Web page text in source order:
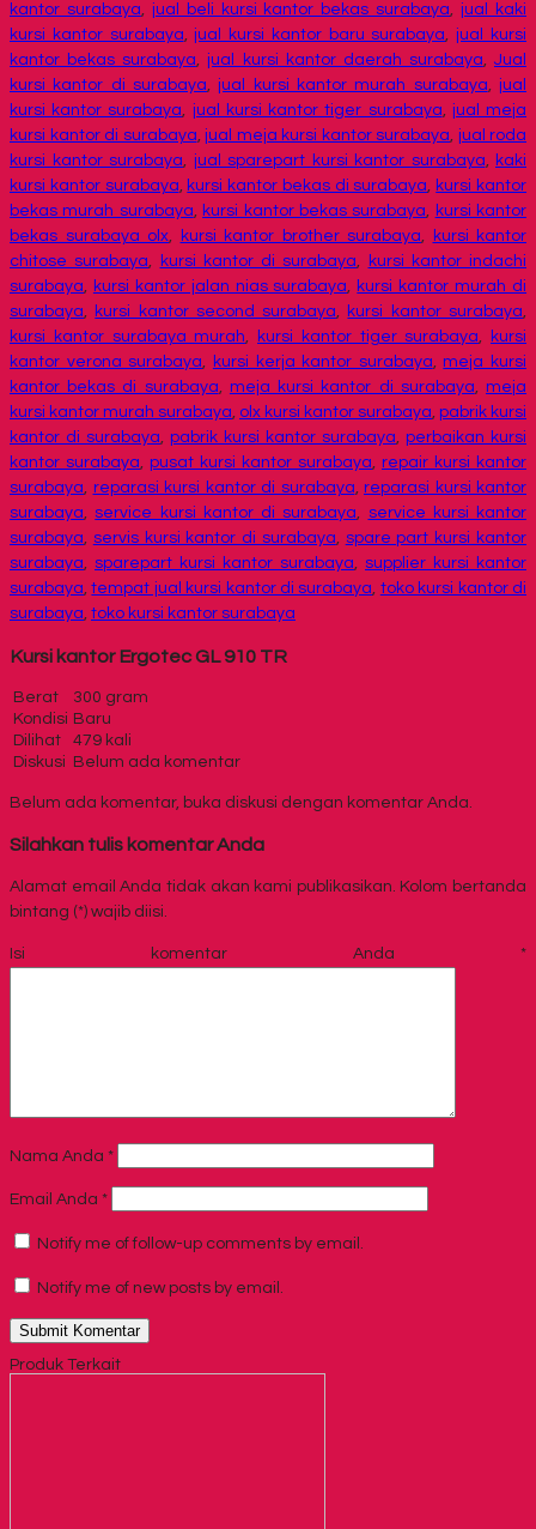
kantor surabaya, jual beli kursi kantor bekas surabaya,jual kaki
kursi kantor surabaya,jual kursi kantor baru surabaya,jual kursi
kantor bekas surabaya,jual kursi kantor daerah surabaya, Jual
kursi kantor di surabaya,jual kursi kantor murah surabaya,jual
kursi kantor surabaya, jual kursi kantor tiger surabaya, jual meja
kursi kantor di surabaya, jual meja kursi kantor surabaya, jual roda
kursi kantor surabaya, jual sparepart kursi kantor surabaya, kaki
kursi kantor surabaya, kursi kantor bekas di surabaya, kursi kantor
bekas murah surabaya, kursi kantor bekas surabaya, kursi kantor
bekas surabaya olx, kursi kantor brother surabaya,
kursi kantor
chitose surabaya, kursi kantor di surabaya,
kursi kantor indachi
surabaya, kursi kantor jalan nias surabaya, kursi kantor murah di
surabaya, kursi kantor second surabaya, kursi kantor surabaya,
kursi kantor surabaya murah, kursi kantor tiger surabaya,
kursi
kantor verona surabaya, kursi kerja kantor surabaya,meja kursi
kantor bekas di surabaya, meja kursi kantor di surabaya,meja
kursi kantor murah surabaya, olx kursi kantor surabaya, pabrik kursi
kantor di surabaya, pabrik kursi kantor surabaya, perbaikan kursi
kantor surabaya, pusat kursi kantor surabaya, repair kursi kantor
surabaya, reparasi kursi kantor di surabaya, reparasi kursi kantor
surabaya, service kursi kantor di surabaya, service kursi kantor
surabaya, servis kursi kantor di surabaya, spare part kursi kantor
surabaya, sparepart kursi kantor surabaya, supplier kursi kantor
surabaya,tempat jual kursi kantor di surabaya, toko kursi kantor di
surabaya, toko kursi kantor surabaya
Kursi kantor Ergotec GL 910 TR
Berat
300 gram
Kondisi Baru
Dilihat
479 kali
Diskusi
Belum ada komentar
Belum ada komentar, buka diskusi dengan komentar Anda.
Silahkan tulis komentar Anda
Alamat email Anda tidak akan kami publikasikan. Kolom bertanda
bintang (*) wajib diisi.
Isi komentar Anda *
Nama Anda *
Email Anda *
Notify me of follow-up comments by email.
Notify me of new posts by email.
Produk Terkait